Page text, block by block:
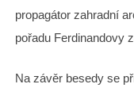
propagátor zahradní
pořadu Ferdinandovy
Na závěr besedy se